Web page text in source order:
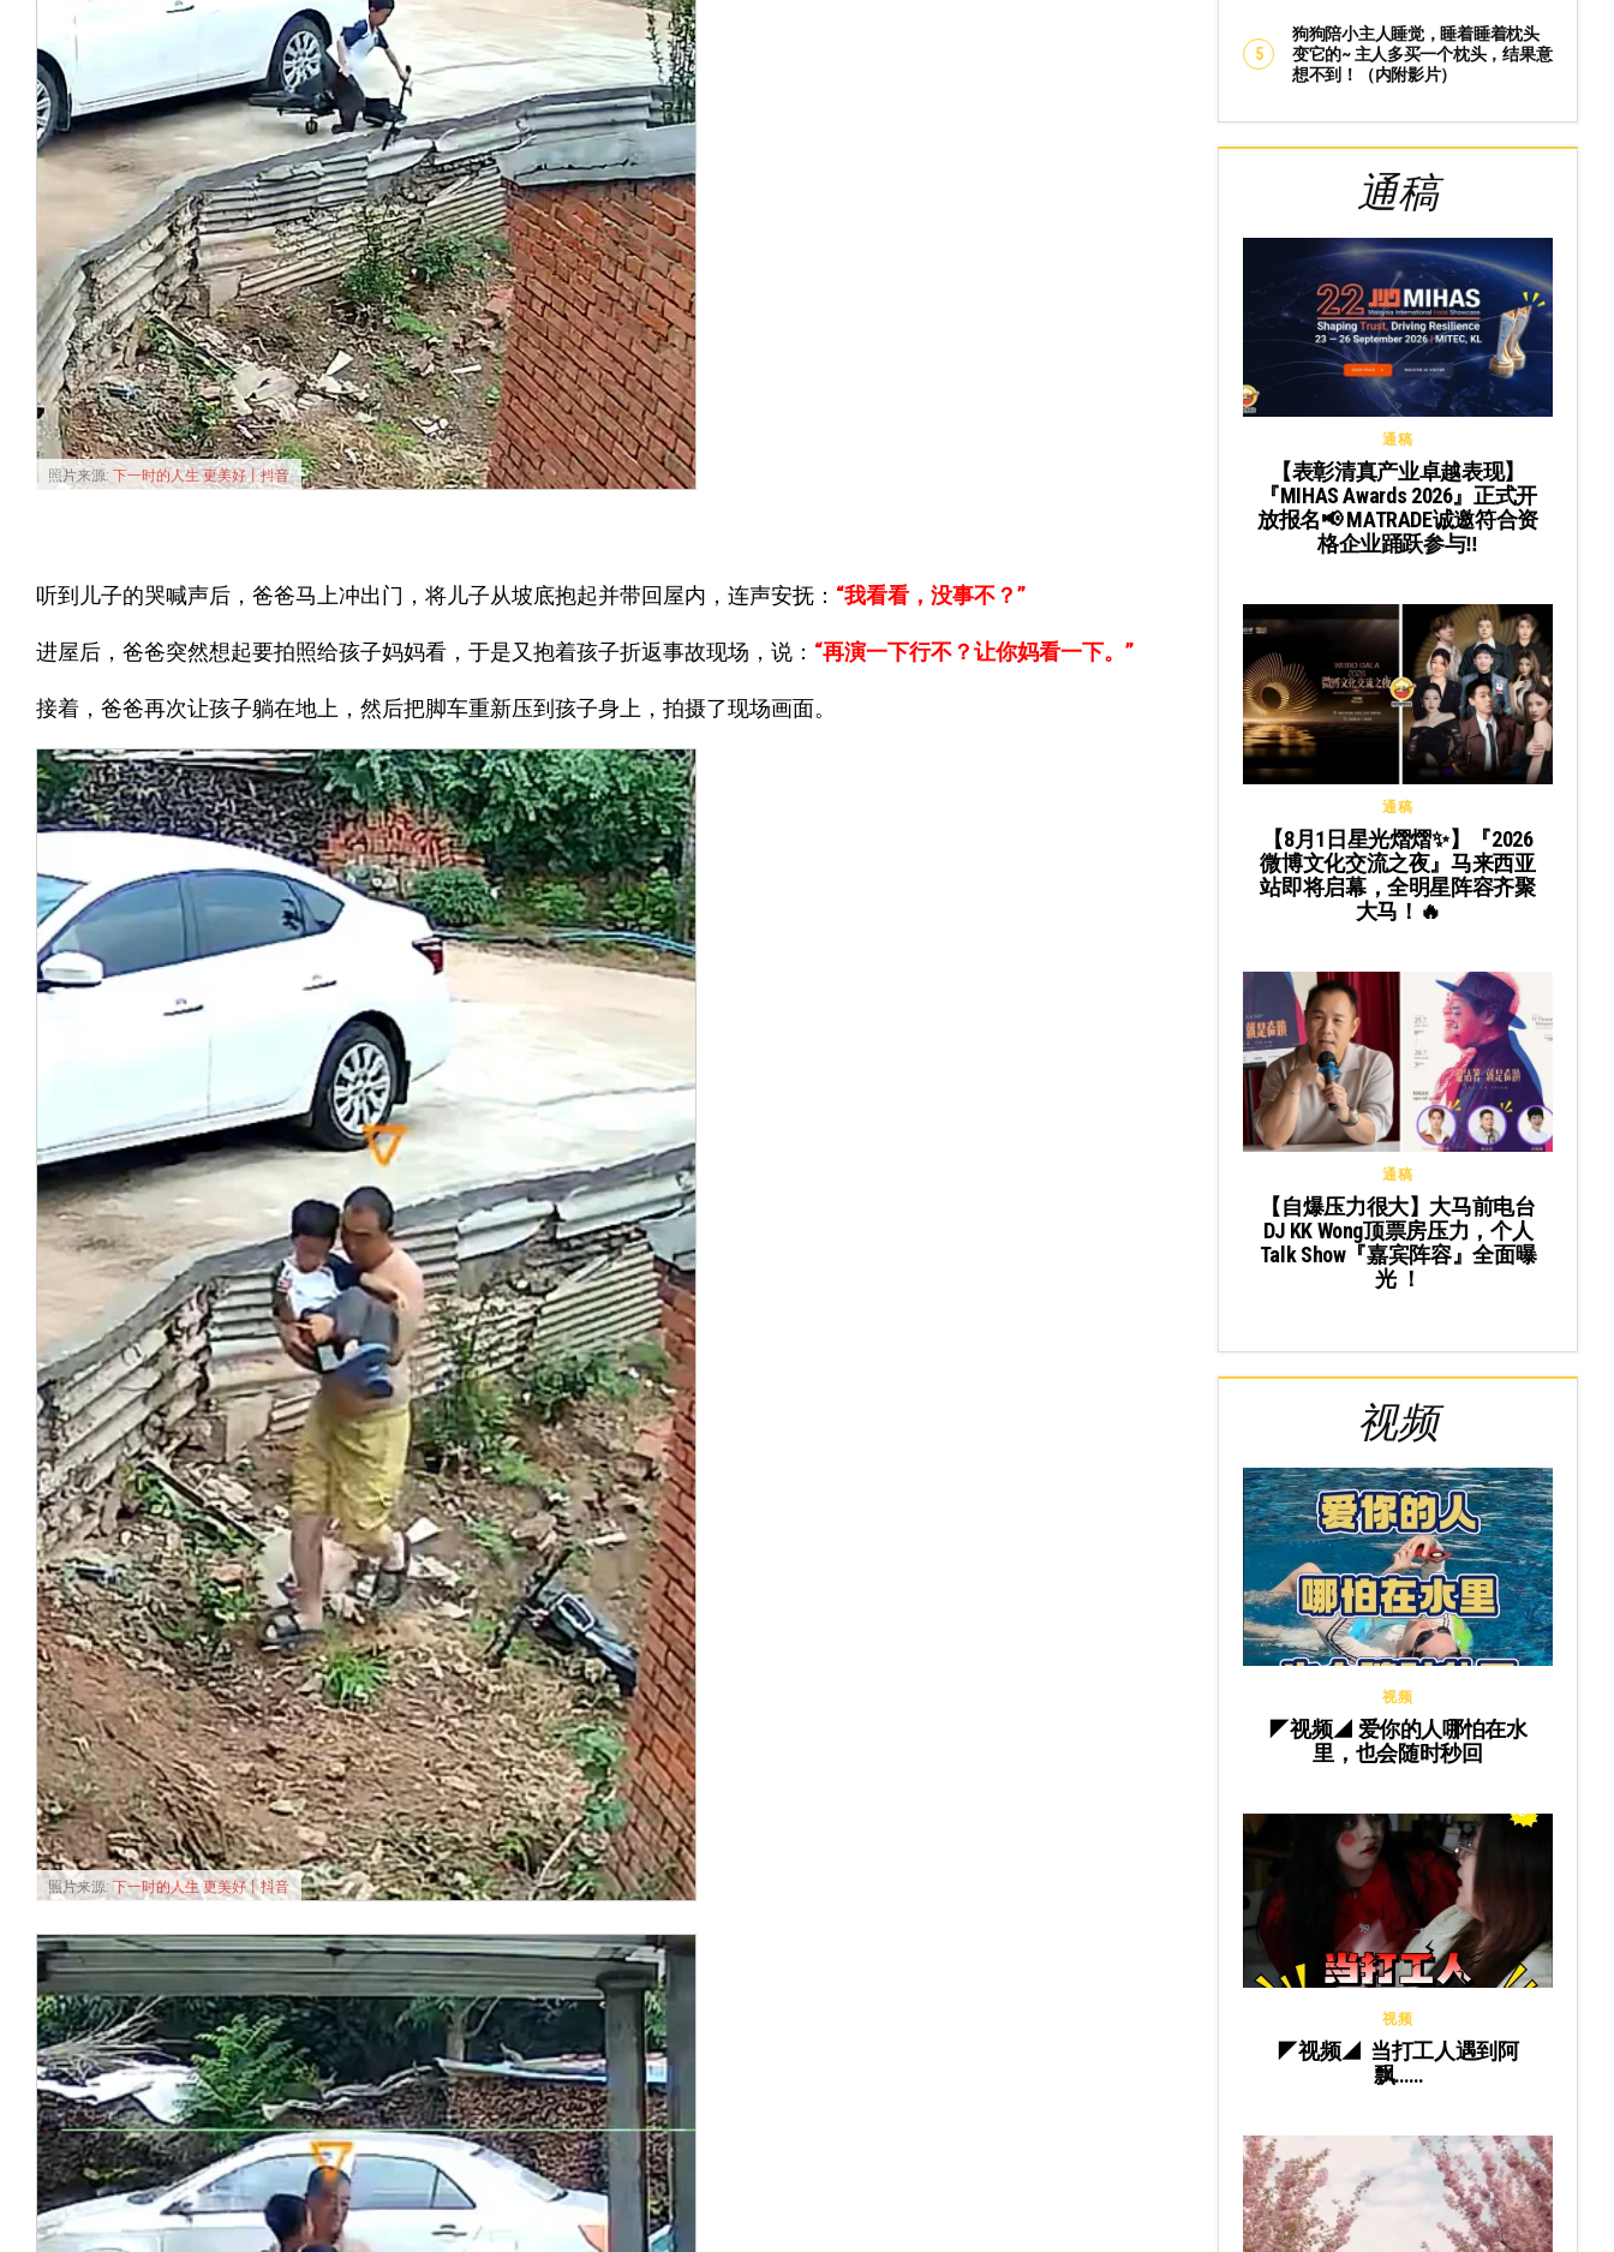
照片来源: 下一时的人生 更美好丨抖音
听到儿子的哭喊声后，爸爸马上冲出门，将儿子从坡底抱起并带回屋内，连声安抚： “我看看，没事不？”
进屋后，爸爸突然想起要拍照给孩子妈妈看，于是又抱着孩子折返事故现场，说： “再演一下行不？让你妈看一下。”
接着，爸爸再次让孩子躺在地上，然后把脚车重新压到孩子身上，拍摄了现场画面。
照片来源: 下一时的人生 更美好丨抖音
狗狗陪小主人睡觉，睡着睡着枕头
变它的~ 主人多买一个枕头，结果意
想不到！（内附影片）
通稿
通稿
【表彰清真产业卓越表现】
『MIHAS Awards 2026』正式开
放报名📢 MATRADE诚邀符合资
格企业踊跃参与‼️
通稿
【8月1日星光熠熠✨】『2026
微博文化交流之夜』马来西亚
站即将启幕，全明星阵容齐聚
大马！🔥
通稿
【自爆压力很大】大马前电台
DJ KK Wong顶票房压力，个人
Talk Show『嘉宾阵容』全面曝
光 ！
视频
视频
◤视频◢ 爱你的人哪怕在水
里，也会随时秒回
视频
◤视频◢ 当打工人遇到阿
飘……